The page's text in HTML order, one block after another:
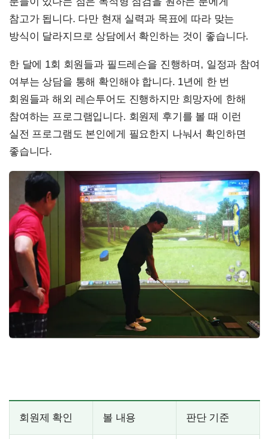
참고가 됩니다. 다만 현재 실력과 목표에 따라 맞는
방식이 달라지므로 상담에서 확인하는 것이 좋습니다.
한 달에 1회 회원들과 필드레슨을 진행하며, 일정과 참여
여부는 상담을 통해 확인해야 합니다. 1년에 한 번
회원들과 해외 레슨투어도 진행하지만 희망자에 한해
참여하는 프로그램입니다. 회원제 후기를 볼 때 이런
실전 프로그램도 본인에게 필요한지 나눠서 확인하면
좋습니다.
회원제 확인 볼 내용 판단 기준